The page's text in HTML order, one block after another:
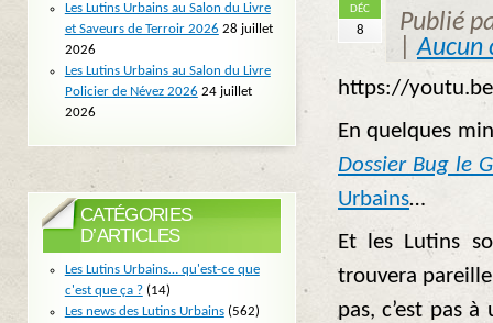
DÉC
8
Publié
|Aucun
https://
En quelques
Dossier Bug le
Urbains…
Et les Lutins
trouvera
pas, c’est pas
Les Lutins Urbains au Salon du Livre
et Saveurs de Terroir 2026 28 juillet
2026
Les Lutins Urbains au Salon du Livre
Policier de Névez 2026 24 juillet
2026
CATÉGORIES
D’ARTICLES
Les Lutins Urbains… qu'est-ce que
c'est que ça ?(14)
Les news des Lutins Urbains(562)